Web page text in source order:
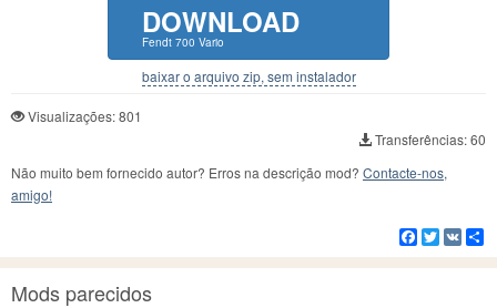
DOWNLOAD
Fendt 700 Vario
baixar o arquivo zip, sem instalador
Visualizações: 801
Transferências: 60
Não muito bem fornecido autor? Erros na descrição mod? Contacte-nos,
amigo!
Facebook
Twitter
VK
Mods parecidos